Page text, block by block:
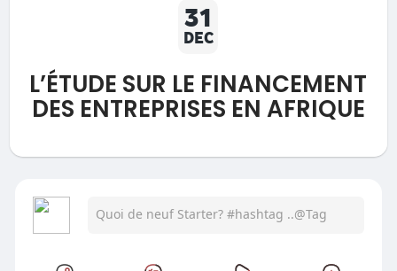
31
DEC
L’ÉTUDE SUR LE FINANCEMENT
DES ENTREPRISES EN AFRIQUE